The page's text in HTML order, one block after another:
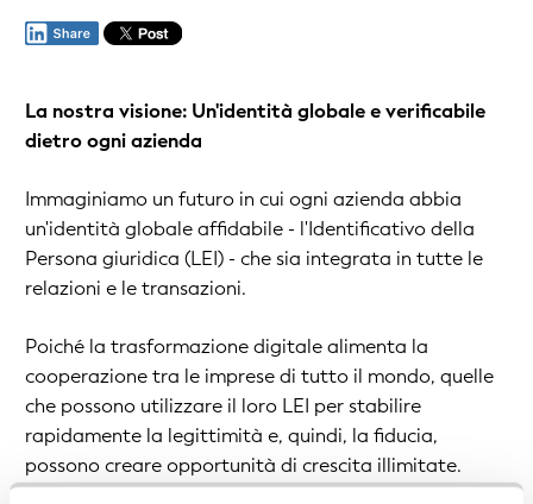
La nostra visione: Un'identità globale e verificabile
dietro ogni azienda
Immaginiamo un futuro in cui ogni azienda abbia
un'identità globale affidabile - l'Identificativo della
Persona giuridica (LEI) - che sia integrata in tutte le
relazioni e le transazioni.
Poiché la trasformazione digitale alimenta la
cooperazione tra le imprese di tutto il mondo, quelle
che possono utilizzare il loro LEI per stabilire
rapidamente la legittimità e, quindi, la fiducia,
possono creare opportunità di crescita illimitate.
Facilitando il commercio internazionale in questo